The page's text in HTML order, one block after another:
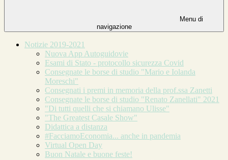
Menu di
navigazione
Notizie 2019-2021
Nuova App Autoguidovie
Esami di Stato - protocollo sicurezza Covid
Consegnate le borse di studio "Mario e Iolanda
Moreschi"
Consegnati i premi in memoria della prof.ssa Zanetti
Consegnate le borse di studio "Renato Zanellati" 2021
"Di tutti quelli che si chiamano Ulisse"
"The Greatest Casale Show"
Didattica a distanza
#FacciamoEconomia... anche in pandemia
Virtual Open Day
Buon Natale e buone feste!